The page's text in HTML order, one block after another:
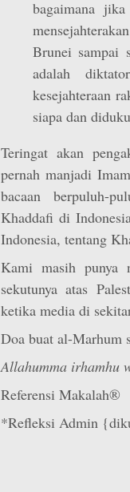
bagaimana
Brunei sampai
adalah
kesejahteraan
siapa dan
Teringat akan
pernah manjadi
bacaan berpuluh-
Khaddafi di
Indonesia, tentang
Kami masih punya
sekutunya atas
ketika media di
Doa buat al-Marhum
Allahumma irhamhu
Referensi Makalah®
*Refleksi Admin